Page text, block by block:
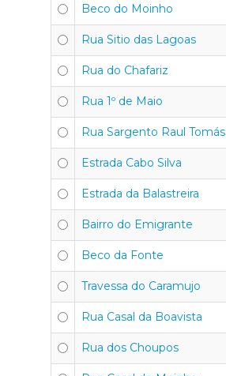
Beco do Moinho
Rua Sitio das Lagoas
Rua do Chafariz
Rua 1º de Maio
Rua Sargento Raul Tomás
Estrada Cabo Silva
Estrada da Balastreira
Bairro do Emigrante
Beco da Fonte
Travessa do Caramujo
Rua Casal da Boavista
Rua dos Choupos